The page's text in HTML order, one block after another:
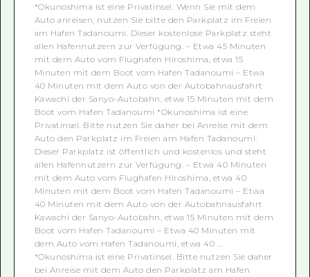
*Okunoshima ist eine Privatinsel. Wenn Sie mit dem
Auto anreisen, nutzen Sie bitte den Parkplatz im Freien
am Hafen Tadanoumi. Dieser kostenlose Parkplatz steht
allen Hafennutzern zur Verfügung. – Etwa 45 Minuten
mit dem Auto vom Flughafen Hiroshima, etwa 15
Minuten mit dem Boot vom Hafen Tadanoumi – Etwa
40 Minuten mit dem Auto von der Autobahnausfahrt
Kawachi der Sanyo-Autobahn, etwa 15 Minuten mit dem
Boot vom Hafen Tadanoumi *Okunoshima ist eine
Privatinsel. Bitte nutzen Sie daher bei Anreise mit dem
Auto den Parkplatz im Freien am Hafen Tadanoumi.
Dieser Parkplatz ist öffentlich und kostenlos und steht
allen Hafennutzern zur Verfügung. – Etwa 40 Minuten
mit dem Auto vom Flughafen Hiroshima, etwa 40
Minuten mit dem Boot vom Hafen Tadanoumi – Etwa
40 Minuten mit dem Auto von der Autobahnausfahrt
Kawachi der Sanyo-Autobahn, etwa 15 Minuten mit dem
Boot vom Hafen Tadanoumi – Etwa 40 Minuten mit
dem Auto vom Hafen Tadanoumi, etwa 40 ...
*Okunoshima ist eine Privatinsel. Bitte nutzen Sie daher
bei Anreise mit dem Auto den Parkplatz am Hafen